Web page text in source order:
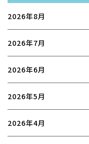
2026年8月
2026年7月
2026年6月
2026年5月
2026年4月